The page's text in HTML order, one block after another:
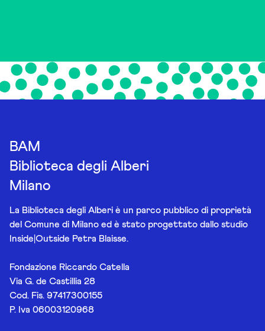
BAM
Biblioteca degli Alberi
Milano
La Biblioteca degli Alberi è un parco pubblico di proprietà
del Comune di Milano ed è stato progettato dallo studio
Inside|Outside Petra Blaisse.
Fondazione Riccardo Catella
Via G. de Castillia 28
Cod. Fis. 97417300155
P. Iva 06003120968